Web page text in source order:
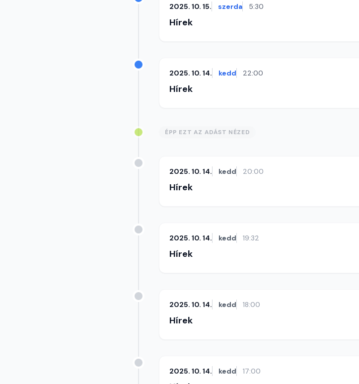
2025. 10. 15. szerda 5:30
Hírek
2025. 10. 14. kedd 22:00
Hírek
ÉPP EZT AZ ADÁST NÉZED
2025. 10. 14. kedd 20:00
Hírek
2025. 10. 14. kedd 19:32
Hírek
2025. 10. 14. kedd 18:00
Hírek
2025. 10. 14. kedd 17:00